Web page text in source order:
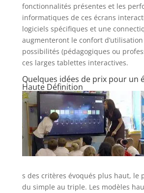
fonctionnalités présentes et les
informatiques de ces écrans
logiciels spécifiques et une
augmenteront le confort
possibilités (pédagogiques ou
ces larges tablettes interactives.
Quelques idées de prix pour un
Haute Définition
s des critères évoqués plus haut, le
du simple au triple. Les modèles